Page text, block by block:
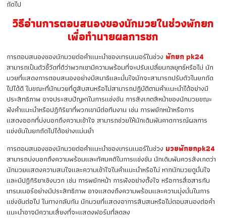
ถัดไป
วิธีอ่านการตอบสนองของนักมวยในช่วงพักยก
เพื่อทำนายผลการชก
การตอบสนองของนักมวยต่อคำแนะนำของเทรนเนอร์ในช่วง พักยก pk24
สามารถเป็นตัวชี้วัดที่ดีว่าพวกเขามีความพร้อมที่จะปรับเปลี่ยนกลยุทธ์หรือไม่ นัก
มวยที่แสดงการตอบสนองอย่างมีสมาธิและมั่นใจมักจะสามารถปรับตัวในยกถัด
ไปได้ดี ในขณะที่นักมวยที่ดูสับสนหรือไม่สามารถปฏิบัติตามคำแนะนำได้อย่างมี
ประสิทธิภาพ อาจประสบปัญหาในการแข่งขัน การสังเกตสีหน้าของนักมวยขณะ
ฟังคำแนะนำหรือปฏิกิริยาที่พวกเขามีต่อทีมงาน เช่น การพยักหน้าหรือการ
แสดงออกที่บ่งบอกถึงความเข้าใจ สามารถช่วยให้นักเดิมพันคาดการณ์ผลการ
แข่งขันในยกถัดไปได้อย่างแม่นยำ
การตอบสนองของนักมวยต่อคำแนะนำของเทรนเนอร์ในช่วง มวยพักยกpk24
สามารถบ่งบอกถึงความพร้อมและทัศนคติในการแข่งขัน นักเดิมพันควรสังเกตว่า
นักมวยแสดงความสนใจและความเข้าใจในคำแนะนำหรือไม่ หากนักมวยดูมั่นใจ
และมีปฏิกิริยาเชิงบวก เช่น การพยักหน้า การฟังอย่างตั้งใจ หรือการสื่อสารกับ
เทรนเนอร์อย่างมีประสิทธิภาพ อาจแสดงถึงความพร้อมและความมุ่งมั่นในการ
แข่งขันต่อไป ในทางกลับกัน นักมวยที่แสดงอาการสับสนหรือไม่ตอบสนองต่อคำ
แนะนำอาจมีความเสี่ยงที่จะแสดงฟอร์มที่ลดลง